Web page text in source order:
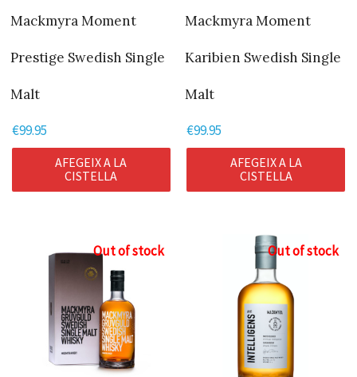
Mackmyra Moment
Prestige Swedish Single
Malt
€99.95
AFEGEIX A LA
CISTELLA
Mackmyra Moment
Karibien Swedish Single
Malt
€99.95
AFEGEIX A LA
CISTELLA
Out of stock Out of stock